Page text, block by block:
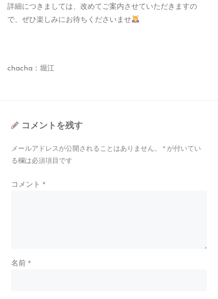
詳細につきましては、改めてご案内させていただきますの
で、ぜひ楽しみにお待ちくださいませ
chacha：堀江
コメントを残す
メールアドレスが公開されることはありません。 *が付いてい
る欄は必須項目です
コメント *
名前*